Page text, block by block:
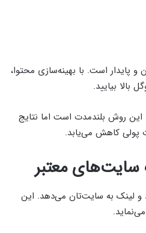
پایدار است. با بهینه‌سازی محتوا،
بالا بیایید.
روش بلندمدت است اما نتایج
پولی کاهش می‌یابد.
و لینک به سایت‌تان می‌دهد. این